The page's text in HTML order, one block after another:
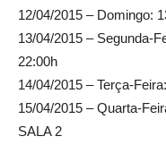
12/04/2015 – Domingo:
13/04/2015 – Segunda-
22:00h
14/04/2015 – Terça-
15/04/2015 – Quarta-
SALA 2